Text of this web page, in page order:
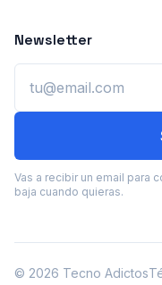
Newsletter
Vas a recibir un email para
baja cuando quieras.
© 2026 Tecno Adictos